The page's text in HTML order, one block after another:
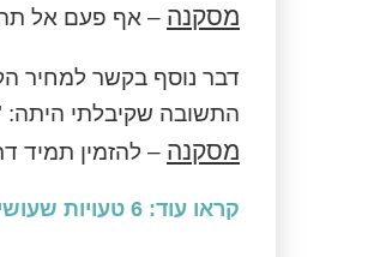
מסקנה – אף פעם אל
דבר נוסף בקשר למחיר
התשובה שקיבלתי היתה:
מסקנה – להזמין תמיד
קראו עוד: 6 טעויות שעושים בעת הזמנת קרוואן ואיך להימנע מהן